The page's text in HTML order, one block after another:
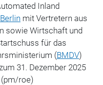
Inland
Berlin mit Vertretern aus
sowie Wirtschaft und
für das
(BMDV)
31. Dezember 2025
(pm/roe)